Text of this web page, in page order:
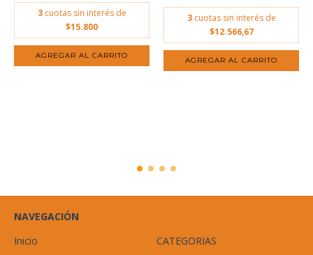
3 cuotas sin interés de
$15.800
3 cuotas sin interés de
$12.566,67
NAVEGACIÓN
Inicio
CATEGORIAS